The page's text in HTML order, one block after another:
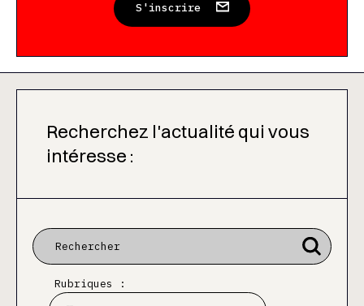
S'inscrire
Recherchez l'actualité qui vous
intéresse :
Rubriques :